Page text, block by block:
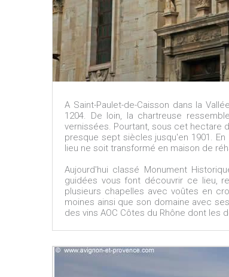
A Saint-Paulet-de-Caisson dans la
1204. De loin, la chartreuse
vernissées. Pourtant, sous cet hectare
presque sept siècles jusqu'en 1901.
lieu ne soit transformé en maison de
Aujourd'hui classé Monument
guidées vous font découvrir ce lieu,
plusieurs chapelles avec voûtes en
moines ainsi que son domaine avec
des vins AOC Côtes du Rhône dont